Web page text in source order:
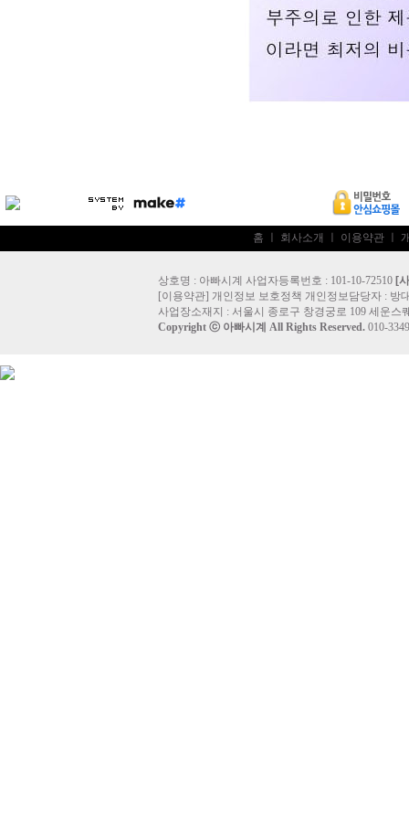
홈 회사소개 이용약관
상호명 : 아빠시계 사업자등록번호 : 101-10-72510 [
[이용약관] 개인정보 보호정책 개인정보담당자 : 방
사업장소재지 : 서울시 종로구 창경궁로 109 세운스
Copyright ⓒ 아빠시계 All Rights Reserved. 010-